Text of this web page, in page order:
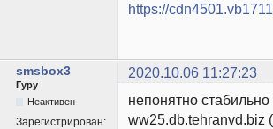
https://
smsbox3 2020.10.06 11:27:23
Гуру
Неактивен
Зарегистрирован:
непонятно
ww25.db.tehranvd.biz